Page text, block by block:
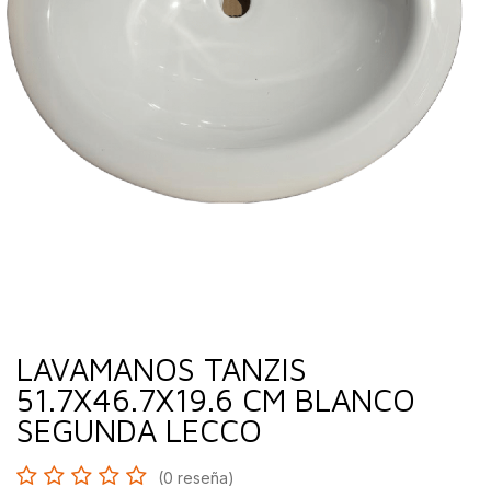
LAVAMANOS TANZIS
51.7X46.7X19.6 CM BLANCO
SEGUNDA LECCO
(0 reseña)